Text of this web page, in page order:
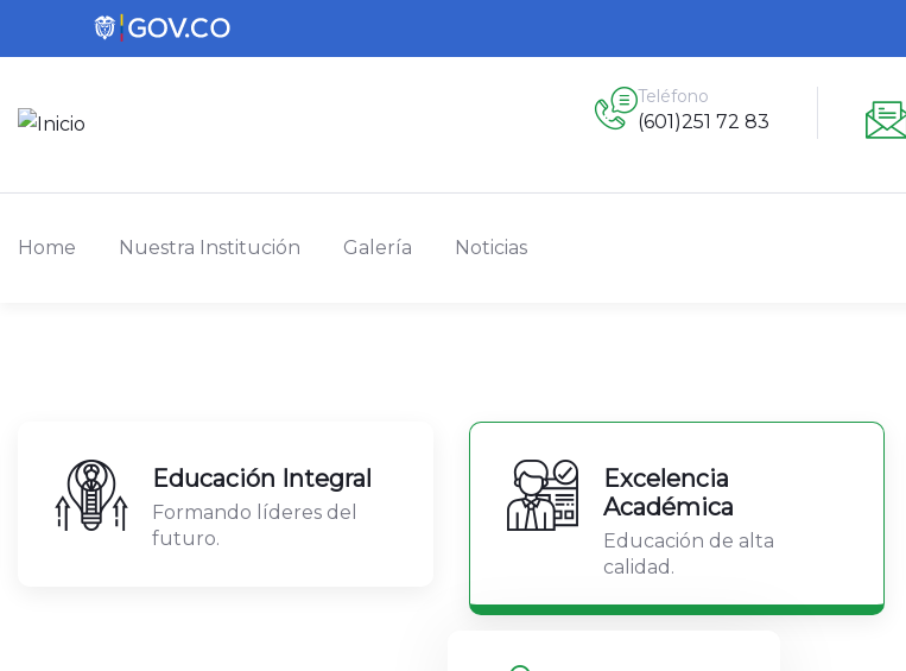
Teléfono
(601)251 72 83
Home Nuestra Institución Galería Noticias
Educación Integral
Formando líderes del
futuro.
Excelencia
Académica
Educación de alta
calidad.